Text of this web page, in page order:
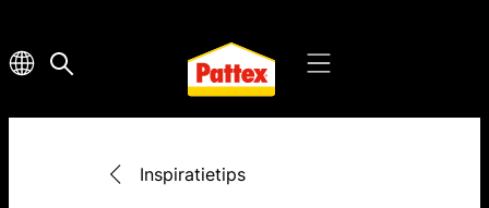
Inspiratietips